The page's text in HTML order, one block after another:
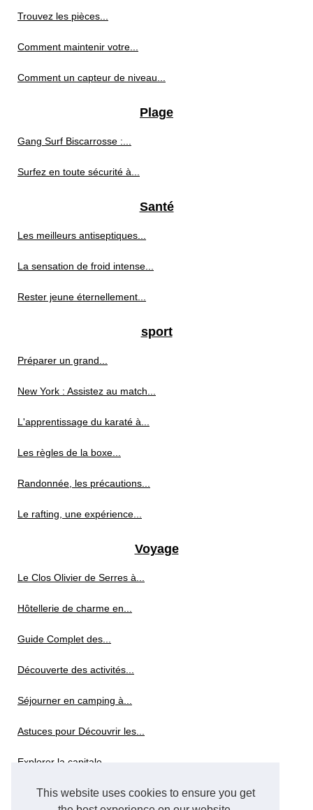
This website uses cookies to ensure you get
Trouvez les pièces...
Comment maintenir votre...
Comment un capteur de niveau...
Plage
Gang Surf Biscarrosse :...
Surfez en toute sécurité à...
Santé
Les meilleurs antiseptiques...
La sensation de froid intense...
Rester jeune éternellement...
sport
Préparer un grand...
New York : Assistez au match...
L'apprentissage du karaté à...
Les règles de la boxe...
Randonnée, les précautions...
Le rafting, une expérience...
Voyage
Le Clos Olivier de Serres à...
Hôtellerie de charme en...
Guide Complet des...
Découverte des activités...
Séjourner en camping à...
Astuces pour Découvrir les...
Explorer la capitale...
Achetez votre pass visite New...